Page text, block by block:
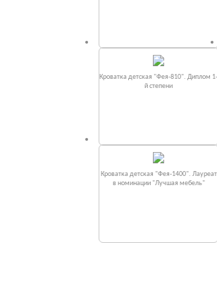
Кроватка детская "Фея-810". Диплом 1-
й степени
Кроватка детская "Фея-1400". Лауреат
в номинации "Лучшая мебель"